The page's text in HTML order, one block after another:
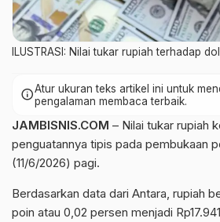
ILUSTRASI: Nilai tukar rupiah terhadap
infoAtur ukuran teks artikel ini untuk
pengalaman membaca terbaik.
JAMBISNIS.COM – Nilai tukar rupiah
penguatannya tipis pada pembukaan
(11/6/2026) pagi.
Berdasarkan data dari Antara, rupiah
poin atau 0,02 persen menjadi